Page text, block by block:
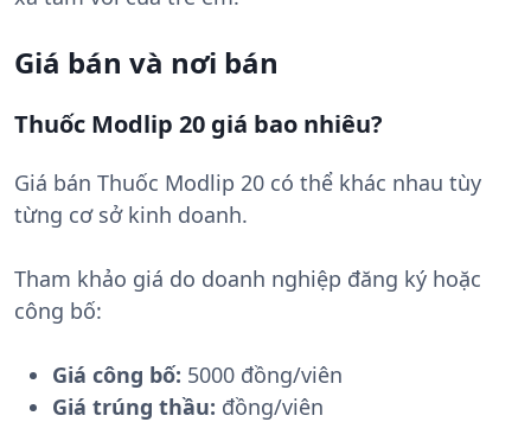
Giá bán và nơi bán
Thuốc Modlip 20 giá bao nhiêu?
Giá bán Thuốc Modlip 20 có thể khác nhau tùy
từng cơ sở kinh doanh.
Tham khảo giá do doanh nghiệp đăng ký hoặc
công bố:
Giá công bố: 5000 đồng/viên
Giá trúng thầu: đồng/viên